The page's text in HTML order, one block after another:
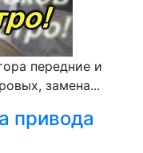
передние и
замена...
привода